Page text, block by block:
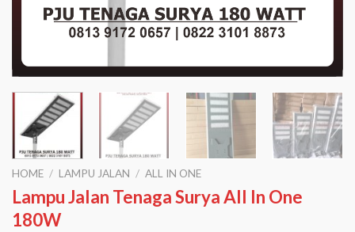
HOME / LAMPU JALAN / ALL IN ONE
Lampu Jalan Tenaga Surya All In One
180W